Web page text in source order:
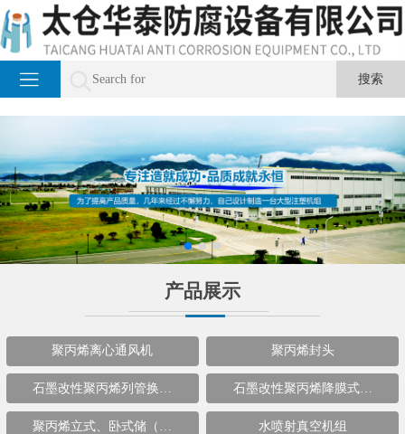
产品展示
聚丙烯离心通风机 聚丙烯封头
石墨改性聚丙烯列管换… 石墨改性聚丙烯降膜式…
聚丙烯立式、卧式储（… 水喷射真空机组